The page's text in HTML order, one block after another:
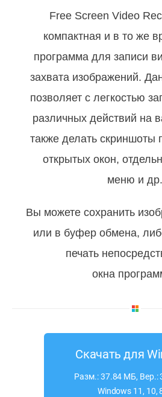
Free Screen Video
компактная и в то же
программа для записи
захвата изображений.
позволяет с легкостью
различных действий на
также делать скриншоты
открытых окон,
меню и др.
Вы можете сохранить
или в буфер обмена,
печать
окна
Скачать для
Разм.: 37.84 МБ, Вер.:
Windows 11, 10,